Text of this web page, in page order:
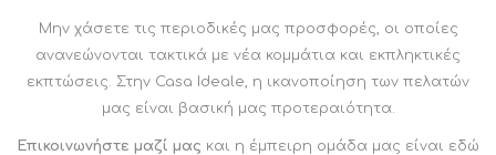
Μην χάσετε τις περιοδικές μας προσφορές, οι οποίες
ανανεώνονται τακτικά με νέα κομμάτια και εκπληκτικές
εκπτώσεις. Στην Casa Ideale, η ικανοποίηση των πελατών
μας είναι βασική μας προτεραιότητα.
Επικοινωνήστε μαζί μας και η έμπειρη ομάδα μας είναι εδώ